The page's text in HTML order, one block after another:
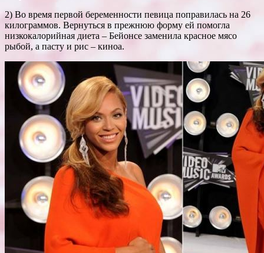
2) Во время первой беременности певица поправилась на 26
килограммов. Вернуться в прежнюю форму ей помогла
низкокалорийная диета – Бейонсе заменила красное мясо
рыбой, а пасту и рис – киноа.